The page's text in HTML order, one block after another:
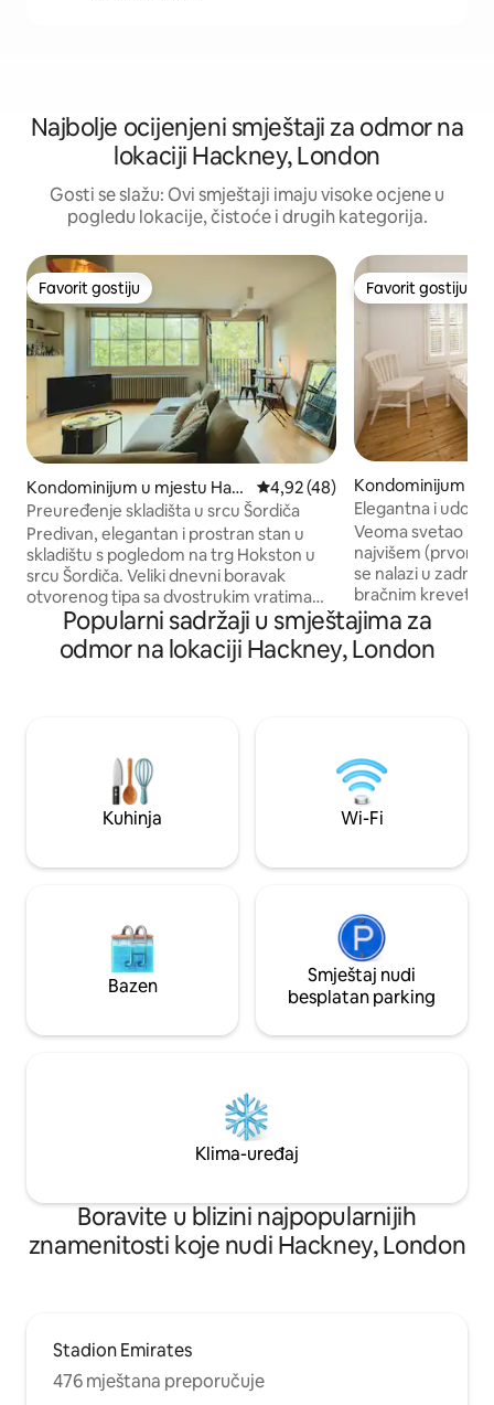
Najbolje ocijenjeni smještaji za odmor na
lokaciji Hackney, London
Gosti se slažu: Ovi smještaji imaju visoke ocjene u
pogledu lokacije, čistoće i drugih kategorija.
Favorit gostiju
Favorit gostiju
Kondominijum u mjestu Hak
ney
prosječna ocjena 4,92 od 5,
4,92 (48)
Preuređenje skladišta u srcu Šordiča
Predivan, elegantan i prostran stan u
skladištu s pogledom na trg Hokston u
srcu Šordiča. Veliki dnevni boravak
otvorenog tipa sa dvostrukim vratima
koja se otvaraju na trg – vaš privatni sto
za jelo ili koktele dok posmatrate svet
kako prolazi. Ogroman udoban kauč za
od 250 Mbps. Spavaća soba je okrenuta
prema zadnjem dijelu zgrade – tiha i sa
izuzetno udobnim bračnim krevetom
(king size).
Favorit gostiju
Favorit gostiju
Kondominijum u
ton
Elegantna i
London Fields
Veoma svetao i
najvišem (prvom)
se nalazi u
bračnim
velikim
veoma toplo i
mjesecima!
opremljena
ekranom sa
Amazon Prime
sto pogodan kao
Popularni sadržaji u smještajima za
odmor na lokaciji Hackney, London
Kuhinja Wi-Fi
Bazen
Smještaj nudi
besplatan parking
Klima-uređaj
Boravite u blizini najpopularnijih
znamenitosti koje nudi Hackney, London
Stadion Emirates
476 mještana preporučuje